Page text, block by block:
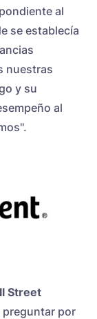
al
se establecía
nuestras
y su
al
Street
preguntar por